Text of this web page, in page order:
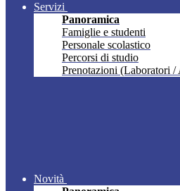
Servizi
Panoramica
Famiglie e studenti
Personale scolastico
Percorsi di studio
Prenotazioni (Laboratori /
Novità